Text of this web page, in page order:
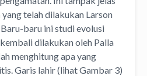
telah dilakukan Larson
baru ini studi evolusi
dilakukan oleh Palla
menghitung apa yang
Garis lahir (lihat Gambar 3)